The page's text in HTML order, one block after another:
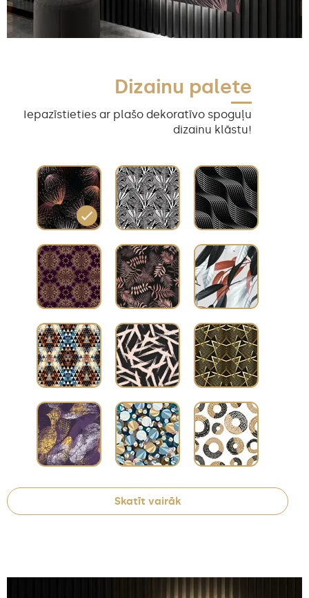
Dizainu palete
Iepazīstieties ar plašo dekoratīvo spoguļu
dizainu klāstu!
Skatīt vairāk